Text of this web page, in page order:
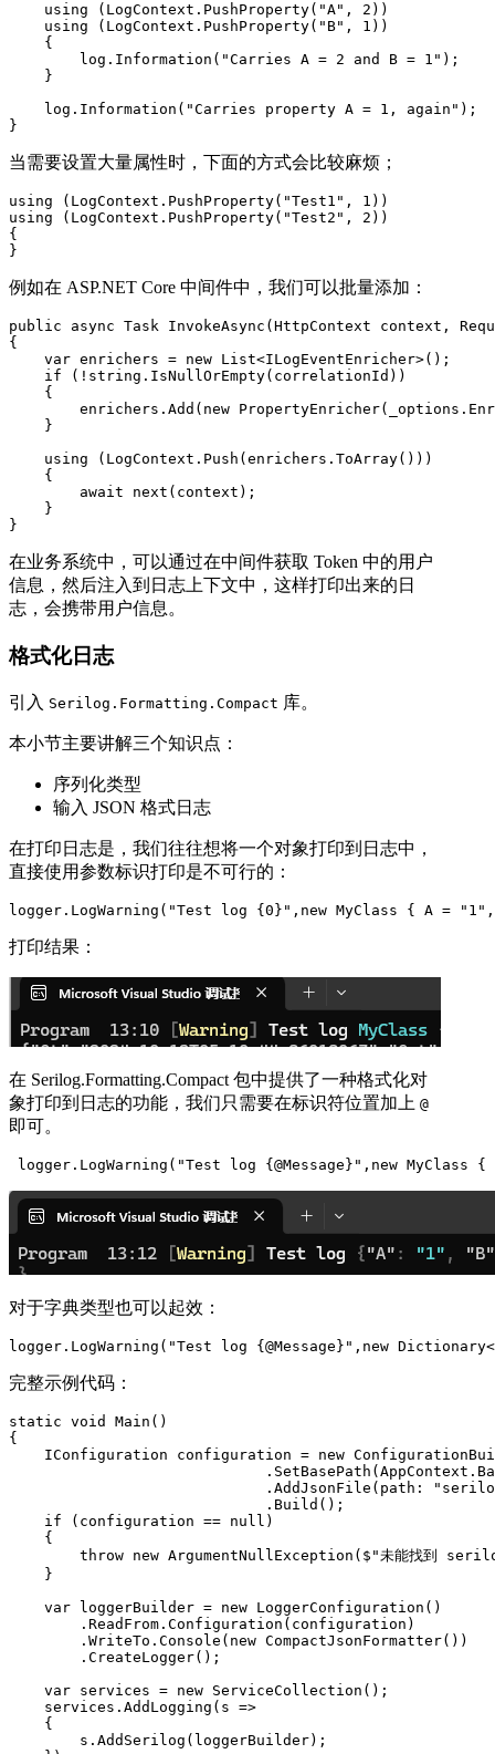
    using (LogContext.PushProperty("A", 2))
    using (LogContext.PushProperty("B", 1))
    {
        log.Information("Carries A = 2 and B = 1");
    }
    log.Information("Carries property A = 1, again");
}
当需要设置大量属性时，下面的方式会比较麻烦；
using (LogContext.PushProperty("Test1", 1))
using (LogContext.PushProperty("Test2", 2))
{
}
例如在 ASP.NET Core 中间件中，我们可以批量添加：
public async Task InvokeAsync(HttpContext context,
{
    var enrichers = new List<ILogEventEnricher>();
    if (!string.IsNullOrEmpty(correlationId))
    {
enrichers.Add(new
    }
    using (LogContext.Push(enrichers.ToArray()))
    {
        await next(context);
    }
}
在业务系统中，可以通过在中间件获取 Token 中的用户
信息，然后注入到日志上下文中，这样打印出来的日
志，会携带用户信息。
格式化日志
引入 Serilog.Formatting.Compact 库。
本小节主要讲解三个知识点：
序列化类型
输入 JSON 格式日志
在打印日志是，我们往往想将一个对象打印到日志中，
直接使用参数标识打印是不可行的：
logger.LogWarning("Test log {0}",new MyClass { A =
打印结果：
在 Serilog.Formatting.Compact 包中提供了一种格式化对
象打印到日志的功能，我们只需要在标识符位置加上 @
即可。
logger.LogWarning("Test log {@Message}",new
对于字典类型也可以起效：
logger.LogWarning("Test log {@Message}",new
完整示例代码：
static void Main()
{
IConfiguration configuration = new
.AddJsonFile(path:
                             .Build();
    if (configuration == null)
    {
throw new ArgumentNullException($"未能找到
    }
    var loggerBuilder = new LoggerConfiguration()
        .ReadFrom.Configuration(configuration)
        .WriteTo.Console(new CompactJsonFormatter())
        .CreateLogger();
    var services = new ServiceCollection();
    services.AddLogging(s =>
    {
        s.AddSerilog(loggerBuilder);